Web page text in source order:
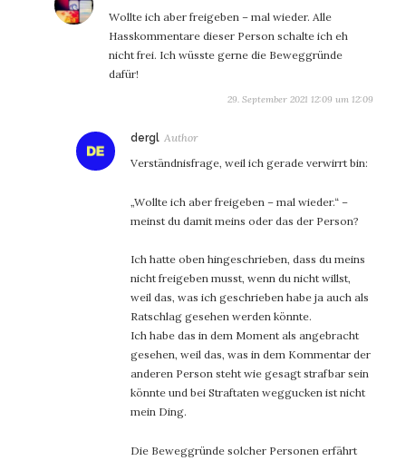
Wollte ich aber freigeben – mal wieder. Alle
Hasskommentare dieser Person schalte ich eh
nicht frei. Ich wüsste gerne die Beweggründe
dafür!
29. September 2021 12:09 um 12:09
dergl sagt:
Verständnisfrage, weil ich gerade verwirrt bin:
„Wollte ich aber freigeben – mal wieder.“ –
meinst du damit meins oder das der Person?
Ich hatte oben hingeschrieben, dass du meins
nicht freigeben musst, wenn du nicht willst,
weil das, was ich geschrieben habe ja auch als
Ratschlag gesehen werden könnte.
Ich habe das in dem Moment als angebracht
gesehen, weil das, was in dem Kommentar der
anderen Person steht wie gesagt strafbar sein
könnte und bei Straftaten weggucken ist nicht
mein Ding.
Die Beweggründe solcher Personen erfährt